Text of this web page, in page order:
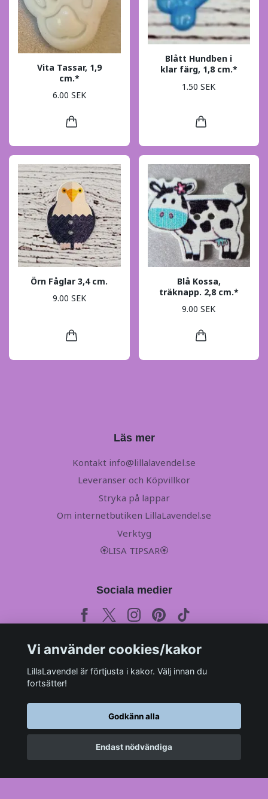
Vita Tassar, 1,9
cm.*
6.00 SEK
Blått Hundben i
klar färg, 1,8 cm.*
1.50 SEK
Örn Fåglar 3,4 cm.
9.00 SEK
Blå Kossa,
träknapp. 2,8 cm.*
9.00 SEK
Läs mer
Kontakt info@lillalavendel.se
Leveranser och Köpvillkor
Stryka på lappar
Om internetbutiken LillaLavendel.se
Verktyg
🏵LISA TIPSAR🏵
Sociala medier
Prenumerera på vårt månadsbrev
Vi använder cookies/kakor
LillaLavendel är förtjusta i kakor. Välj innan du
fortsätter!
Godkänn alla
Endast nödvändiga